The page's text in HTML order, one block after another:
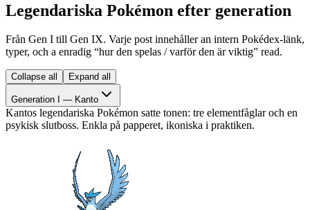
Legendariska Pokémon efter generation
Från Gen I till Gen IX. Varje post innehåller an intern Pokédex-länk,
typer, och a enradig “hur den spelas / varför den är viktig” read.
Collapse all Expand all
Generation I — Kanto
Kantos legendariska Pokémon satte tonen: tre elementfåglar och en
psykisk slutboss. Enkla på papperet, ikoniska i praktiken.